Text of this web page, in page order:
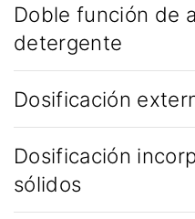
Doble función de
detergente
Dosificación
Dosificación
sólidos